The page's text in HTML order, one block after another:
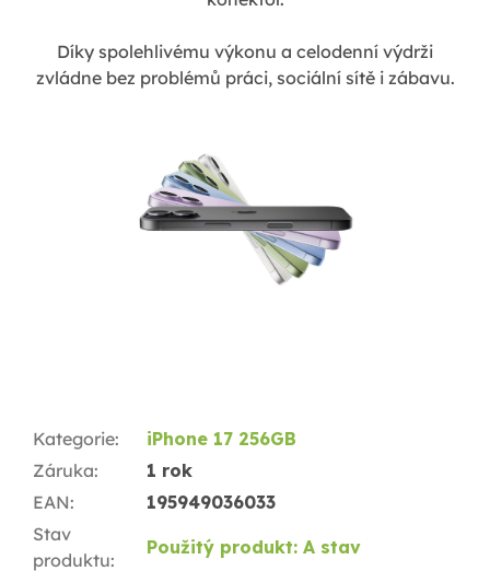
Díky spolehlivému výkonu a celodenní výdrži
zvládne bez problémů práci, sociální sítě i zábavu.
Kategorie:
iPhone 17 256GB
Záruka:
1 rok
EAN:
195949036033
Stav
produktu:
Použitý produkt: A stav